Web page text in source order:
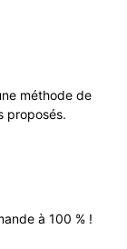
méthode de
proposés.
à 100 % !